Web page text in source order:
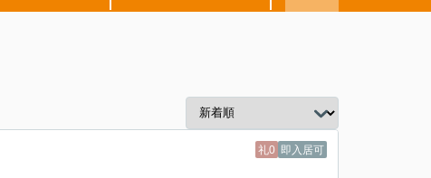
礼0 即入居可